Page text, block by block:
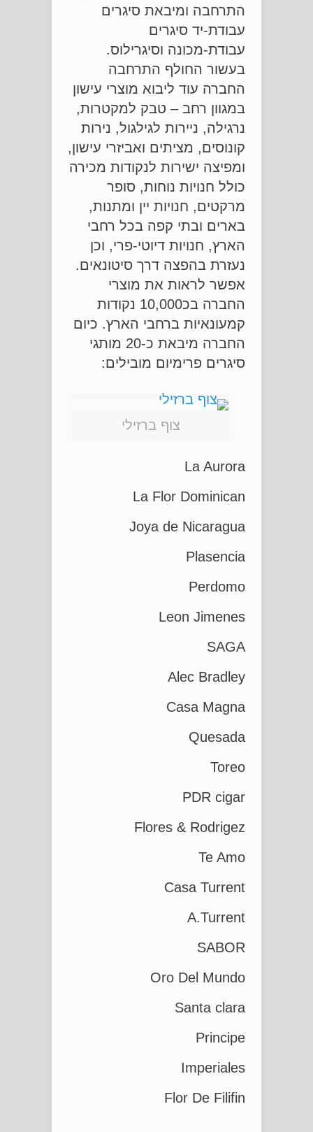
התרחבה ומיבאת סיגרים
עבודת-יד סיגרים
עבודת-מכונה וסיגרילוס.
בעשור החולף התרחבה
החברה עוד ליבוא מוצרי עישון
במגוון רחב – טבק למקטרות,
נרגילה, ניירות לגילגול, נירות
קונוסים, מציתים ואביזרי עישון,
ומפיצה ישירות לנקודות מכירה
כולל חנויות נוחות, סופר
מרקטים, חנויות יין ומתנות,
בארים ובתי קפה בכל רחבי
הארץ, חנויות דיוטי-פרי, וכן
נעזרת בהפצה דרך סיטונאים.
אפשר לראות את מוצרי
החברה בכ10,000 נקודות
קמעונאיות ברחבי הארץ. כיום
החברה מיבאת כ-20 מותגי
סיגרים פרימיום מובילים:
צוף ברזילי
La Aurora
La Flor Dominican
Joya de Nicaragua
Plasencia
Perdomo
Leon Jimenes
SAGA
Alec Bradley
Casa Magna
Quesada
Toreo
PDR cigar
Flores & Rodrigez
Te Amo
Casa Turrent
A.Turrent
SABOR
Oro Del Mundo
Santa clara
Principe
Imperiales
Flor De Filifin